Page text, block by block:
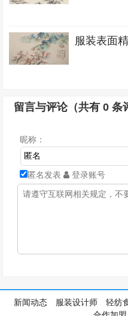
服装表面
留言与评论（共有0 条
昵称：
匿名发表 登录账号
新闻动态 服装设计师 轻纺